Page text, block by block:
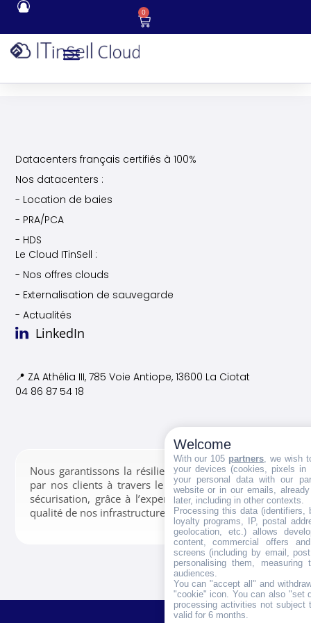
0
Datacenters français certifiés à 100%
Nos datacenters :
- Location de baies
- PRA/PCA
- HDS
Le Cloud ITinSell :
- Nos offres clouds
- Externalisation de sauvegarde
- Actualités
LinkedIn
📍 ZA Athélia III, 785 Voie Antiope, 13600 La Ciotat
04 86 87 54 18
Nous garantissons la résilience des données confiées
par nos clients à travers le stockage, la gestion et la
sécurisation, grâce à l’expertise de nos équipes et la
qualité de nos infrastructures.
Welcome
With our 105 partners , we wish
your devices (cookies, pixels
your personal data with our
website or in our emails,
later, including in other contexts.
Processing this data (identifiers,
loyalty programs, IP, postal
geolocation, etc.) allows
content, commercial offers
screens (including by email,
personalising them, measuring
audiences.
You can "accept all" and
"cookie" icon . You can also "set
processing activities not subject
valid for 6 months.